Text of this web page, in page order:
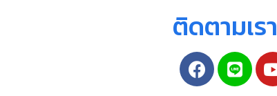
ติดตามเรา